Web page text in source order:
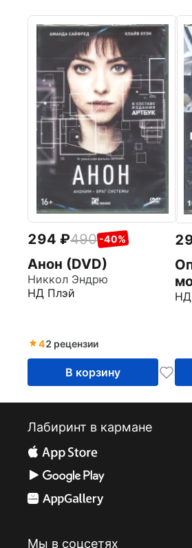
294 490 -40%
Анон (DVD)
Никкол Эндрю
НД Плэй
42 рецензии
В корзину
Лабиринт в кармане
Мы в соцсетях